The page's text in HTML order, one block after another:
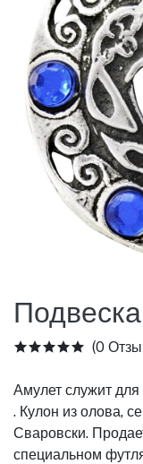
(0
Амулет служит
. Кулон из олова,
Сваровски.
специальном